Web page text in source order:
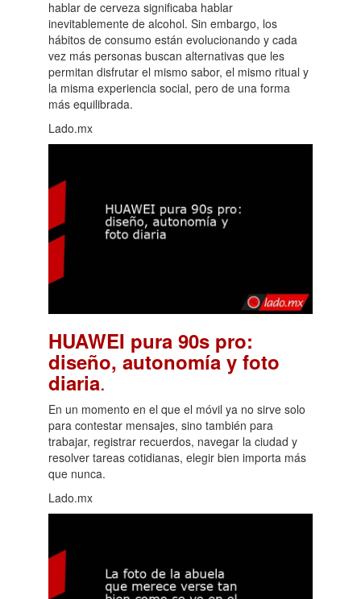
hablar de cerveza significaba hablar
inevitablemente de alcohol. Sin embargo, los
hábitos de consumo están evolucionando y cada
vez más personas buscan alternativas que les
permitan disfrutar el mismo sabor, el mismo ritual y
la misma experiencia social, pero de una forma
más equilibrada.
Lado.mx
HUAWEI pura 90s pro:
diseño, autonomía y foto
diaria.
En un momento en el que el móvil ya no sirve solo
para contestar mensajes, sino también para
trabajar, registrar recuerdos, navegar la ciudad y
resolver tareas cotidianas, elegir bien importa más
que nunca.
Lado.mx